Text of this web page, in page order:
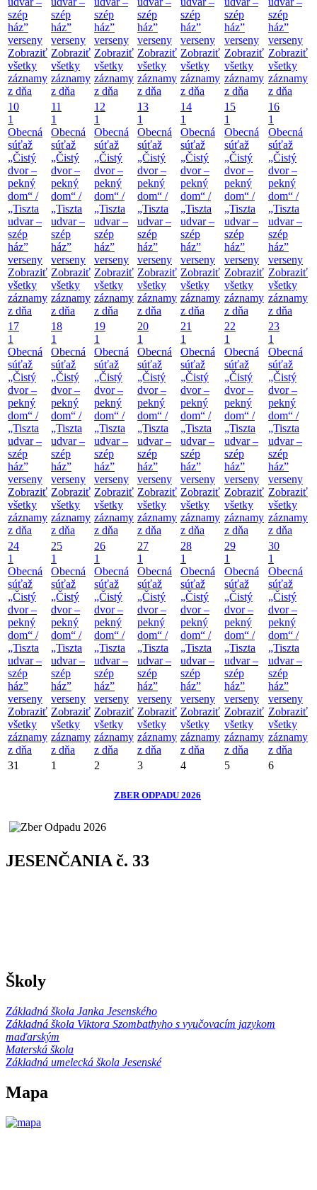
szép
ház”
verseny
Zobraziť
všetky
záznamy
z dňa
szép
ház”
verseny
Zobraziť
všetky
záznamy
z dňa
szép
ház”
verseny
Zobraziť
všetky
záznamy
z dňa
szép
ház”
verseny
Zobraziť
všetky
záznamy
z dňa
szép
ház”
verseny
Zobraziť
všetky
záznamy
z dňa
szép
ház”
verseny
Zobraziť
všetky
záznamy
z dňa
szép
ház”
verseny
Zobraziť
všetky
záznamy
z dňa
10
1
Obecná
súťaž
„Čistý
dvor –
pekný
dom“ /
„Tiszta
udvar –
szép
ház”
verseny
Zobraziť
všetky
záznamy
z dňa
11
1
Obecná
súťaž
„Čistý
dvor –
pekný
dom“ /
„Tiszta
udvar –
szép
ház”
verseny
Zobraziť
všetky
záznamy
z dňa
12
1
Obecná
súťaž
„Čistý
dvor –
pekný
dom“ /
„Tiszta
udvar –
szép
ház”
verseny
Zobraziť
všetky
záznamy
z dňa
13
1
Obecná
súťaž
„Čistý
dvor –
pekný
dom“ /
„Tiszta
udvar –
szép
ház”
verseny
Zobraziť
všetky
záznamy
z dňa
14
1
Obecná
súťaž
„Čistý
dvor –
pekný
dom“ /
„Tiszta
udvar –
szép
ház”
verseny
Zobraziť
všetky
záznamy
z dňa
15
1
Obecná
súťaž
„Čistý
dvor –
pekný
dom“ /
„Tiszta
udvar –
szép
ház”
verseny
Zobraziť
všetky
záznamy
z dňa
16
1
Obecná
súťaž
„Čistý
dvor –
pekný
dom“ /
„Tiszta
udvar –
szép
ház”
verseny
Zobraziť
všetky
záznamy
z dňa
17
1
Obecná
súťaž
„Čistý
dvor –
pekný
dom“ /
„Tiszta
udvar –
szép
ház”
verseny
Zobraziť
všetky
záznamy
z dňa
18
1
Obecná
súťaž
„Čistý
dvor –
pekný
dom“ /
„Tiszta
udvar –
szép
ház”
verseny
Zobraziť
všetky
záznamy
z dňa
19
1
Obecná
súťaž
„Čistý
dvor –
pekný
dom“ /
„Tiszta
udvar –
szép
ház”
verseny
Zobraziť
všetky
záznamy
z dňa
20
1
Obecná
súťaž
„Čistý
dvor –
pekný
dom“ /
„Tiszta
udvar –
szép
ház”
verseny
Zobraziť
všetky
záznamy
z dňa
21
1
Obecná
súťaž
„Čistý
dvor –
pekný
dom“ /
„Tiszta
udvar –
szép
ház”
verseny
Zobraziť
všetky
záznamy
z dňa
22
1
Obecná
súťaž
„Čistý
dvor –
pekný
dom“ /
„Tiszta
udvar –
szép
ház”
verseny
Zobraziť
všetky
záznamy
z dňa
23
1
Obecná
súťaž
„Čistý
dvor –
pekný
dom“ /
„Tiszta
udvar –
szép
ház”
verseny
Zobraziť
všetky
záznamy
z dňa
24
1
Obecná
súťaž
„Čistý
dvor –
pekný
dom“ /
„Tiszta
udvar –
szép
ház”
verseny
Zobraziť
všetky
záznamy
z dňa
25
1
Obecná
súťaž
„Čistý
dvor –
pekný
dom“ /
„Tiszta
udvar –
szép
ház”
verseny
Zobraziť
všetky
záznamy
z dňa
26
1
Obecná
súťaž
„Čistý
dvor –
pekný
dom“ /
„Tiszta
udvar –
szép
ház”
verseny
Zobraziť
všetky
záznamy
z dňa
27
1
Obecná
súťaž
„Čistý
dvor –
pekný
dom“ /
„Tiszta
udvar –
szép
ház”
verseny
Zobraziť
všetky
záznamy
z dňa
28
1
Obecná
súťaž
„Čistý
dvor –
pekný
dom“ /
„Tiszta
udvar –
szép
ház”
verseny
Zobraziť
všetky
záznamy
z dňa
29
1
Obecná
súťaž
„Čistý
dvor –
pekný
dom“ /
„Tiszta
udvar –
szép
ház”
verseny
Zobraziť
všetky
záznamy
z dňa
30
1
Obecná
súťaž
„Čistý
dvor –
pekný
dom“ /
„Tiszta
udvar –
szép
ház”
verseny
Zobraziť
všetky
záznamy
z dňa
31
1 2 3 4 5 6
ZBER ODPADU 2026
JESENČANIA č. 33
Školy
Základná škola Janka Jesenského
Základná škola Viktora Szombathyho s vyučovacím jazykom
maďarským
Materská škola
Základná umelecká škola Jesenské
Mapa